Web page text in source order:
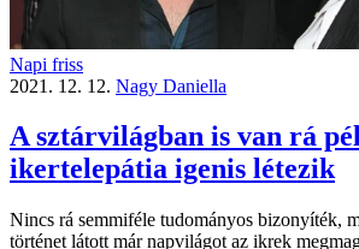
Napi friss
2021. 12. 12. Nagy Daniella
A sztárvilágban is van rá
ikertelepátia igenis létezik
Nincs rá semmiféle tudományos bizonyíték,
történet látott már napvilágot az ikrek